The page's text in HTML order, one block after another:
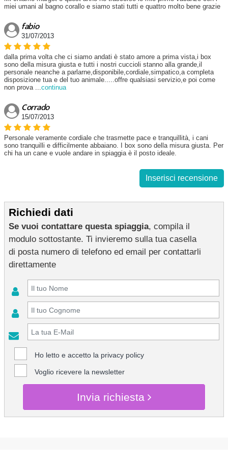
miei umani al bagno corallo e siamo stati tutti e quattro molto bene grazie
fabio
31/07/2013
dalla prima volta che ci siamo andati è stato amore a prima vista,i box
sono della misura giusta e tutti i nostri cuccioli stanno alla grande,il
personale neanche a parlarne,disponibile,cordiale,simpatico,a completa
disposizione tua e del tuo animale.....offre qualsiasi servizio,e poi come
non prova ...continua
Corrado
15/07/2013
Personale veramente cordiale che trasmette pace e tranquillità, i cani
sono tranquilli e difficilmente abbaiano. I box sono della misura giusta. Per
chi ha un cane e vuole andare in spiaggia è il posto ideale.
Inserisci recensione
Richiedi dati
Se vuoi contattare questa spiaggia, compila il
modulo sottostante. Ti invieremo sulla tua casella
di posta numero di telefono ed email per contattarli
direttamente
Ho letto e accetto la privacy policy
Voglio ricevere la newsletter
Invia richiesta